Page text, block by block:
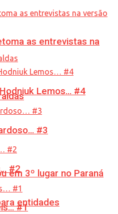
em 3º lugar no Paraná
entidades
as entrevistas na
Lemos… #4
#3
#2
#1